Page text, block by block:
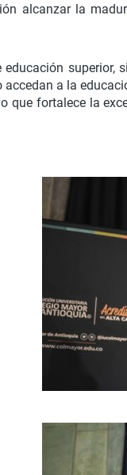
alcanzar la
superior,
a la
fortalece la